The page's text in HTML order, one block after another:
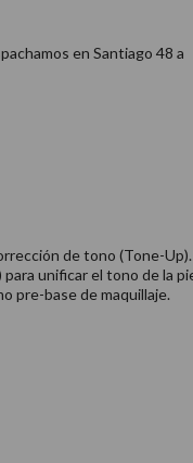
en Santiago 48 a
de tono (Tone-
unificar el tono de la
pre-base de maquillaje.